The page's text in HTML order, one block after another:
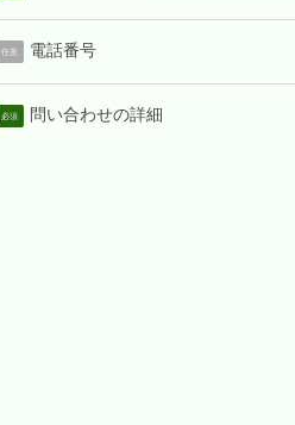
任意 電話番号
必須 問い合わせの詳細